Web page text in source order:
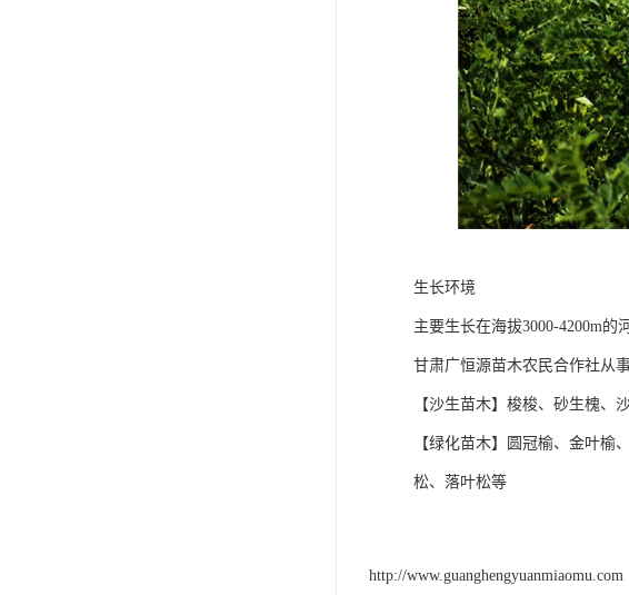
生长环境
主要生长在海拔3000-4200m的
甘肃广恒源苗木农民合作社从
【沙生苗木】梭梭、砂生槐、
【绿化苗木】圆冠榆、金叶
松、落叶松等
http://www.guanghengyuanmiaomu.com